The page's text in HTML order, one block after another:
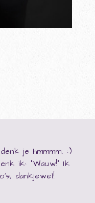
je hmmmm. :)
ik: "Wauw!" Ik
dankjewel!